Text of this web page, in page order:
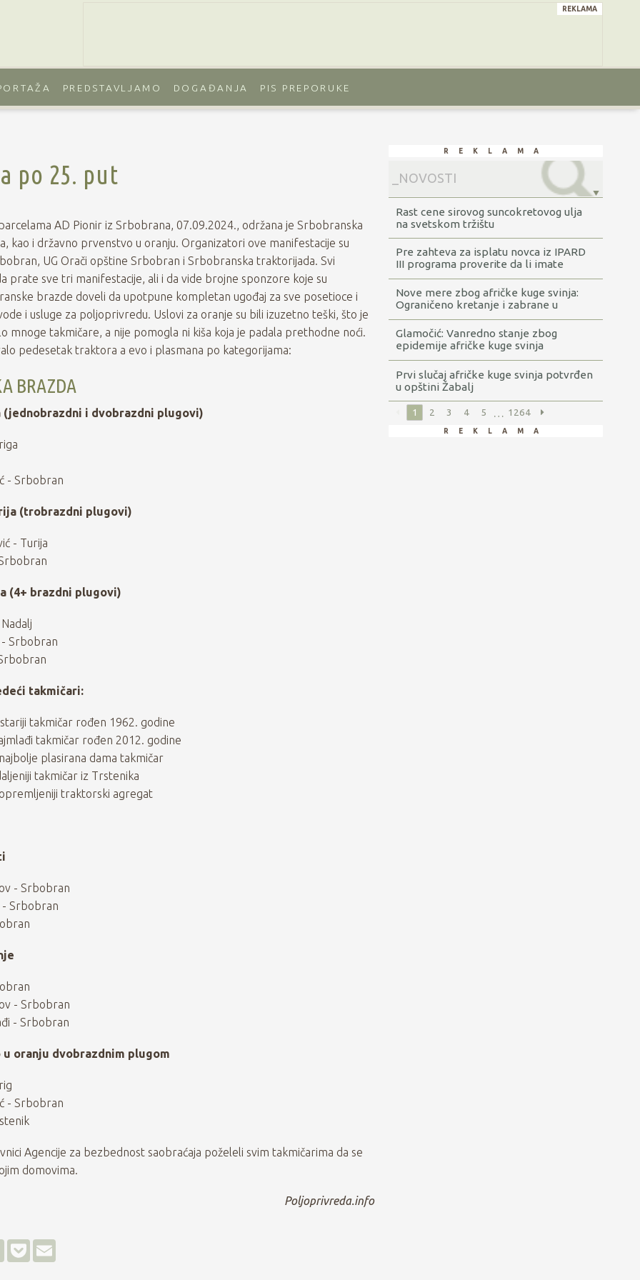
reklama
PREDSTAVLJAMO DOGAĐANJA PIS PREPORUKE
po 25. put
AD Pionir iz Srbobrana, 07.09.2024., održana je Srbobranska
kao i državno prvenstvo u oranju. Organizatori ove manifestacije su
UG Orači opštine Srbobran i Srbobranska traktorijada. Svi
prate sve tri manifestacije, ali i da vide brojne sponzore koje su
brazde doveli da upotpune kompletan ugođaj za sve posetioce i
i usluge za poljoprivredu. Uslovi za oranje su bili izuzetno teški, što je
mnoge takmičare, a nije pomogla ni kiša koja je padala prethodne noći.
pedesetak traktora a evo i plasmana po kategorijama:
BRAZDA
(jednobrazdni i dvobrazdni plugovi)
- Srbobran
(trobrazdni plugovi)
- Turija
(4+ brazdni plugovi)
- Srbobran
takmičari:
takmičar rođen 1962. godine
takmičar rođen 2012. godine
plasirana dama takmičar
takmičar iz Trstenika
traktorski agregat
- Srbobran
- Srbobran
- Srbobran
- Srbobran
oranju dvobrazdnim plugom
- Srbobran
Agencije za bezbednost saobraćaja poželeli svim takmičarima da se
domovima.
Poljoprivreda.info
L
P
o
reklama
Rast cene sirovog suncokretovog ulja
na svetskom tržištu
Pre zahteva za isplatu novca iz IPARD
III programa proverite da li imate
dugovanja
Nove mere zbog afričke kuge svinja:
Ograničeno kretanje i zabrane u
šumama
Glamočić: Vanredno stanje zbog
epidemije afričke kuge svinja
proglašeno za sada u Rumi, Obrenovcu
i Sremskoj Mitrovici
Prvi slučaj afričke kuge svinja potvrđen
u opštini Žabalj
1 2 3 4 5
1264
reklama